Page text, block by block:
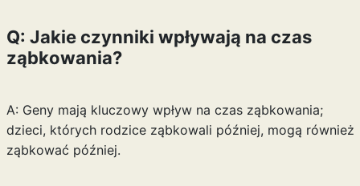
Q: Jakie czynniki wpływają na czas
ząbkowania?
A: Geny mają kluczowy wpływ na czas ząbkowania;
dzieci, których rodzice ząbkowali później, mogą również
ząbkować później.